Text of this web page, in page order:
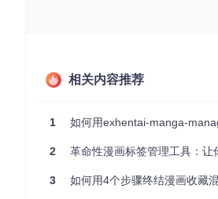
量更新，通过任务队列调度避免UI
相关内容推荐
1 如何用exhentai-manga-manager打造专
2 革命性漫画标签管理工具：让
3 如何用4个步骤终结漫画收藏